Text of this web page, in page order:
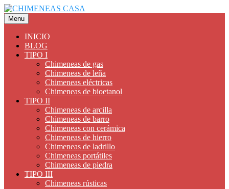
Saltar
al
contenido
Menu
INICIO
BLOG
TIPO I
Chimeneas de gas
Chimeneas de leña
Chimeneas eléctricas
Chimeneas de bioetanol
TIPO II
Chimeneas de arcilla
Chimeneas de barro
Chimeneas con cerámica
Chimeneas de hierro
Chimeneas de ladrillo
Chimeneas portátiles
Chimeneas de piedra
TIPO III
Chimeneas rústicas